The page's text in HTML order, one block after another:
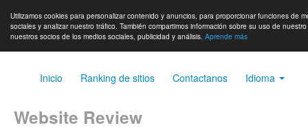
Utilizamos cookies para personalizar contenido y anuncios, para proporcionar funciones de
sociales y analizar nuestro tráfico. También compartimos información sobre su uso de
nuestros socios de los medios sociales, publicidad y análisis. Aprende más
Inicio Ranking de sitios Contactanos Idioma
Website Review